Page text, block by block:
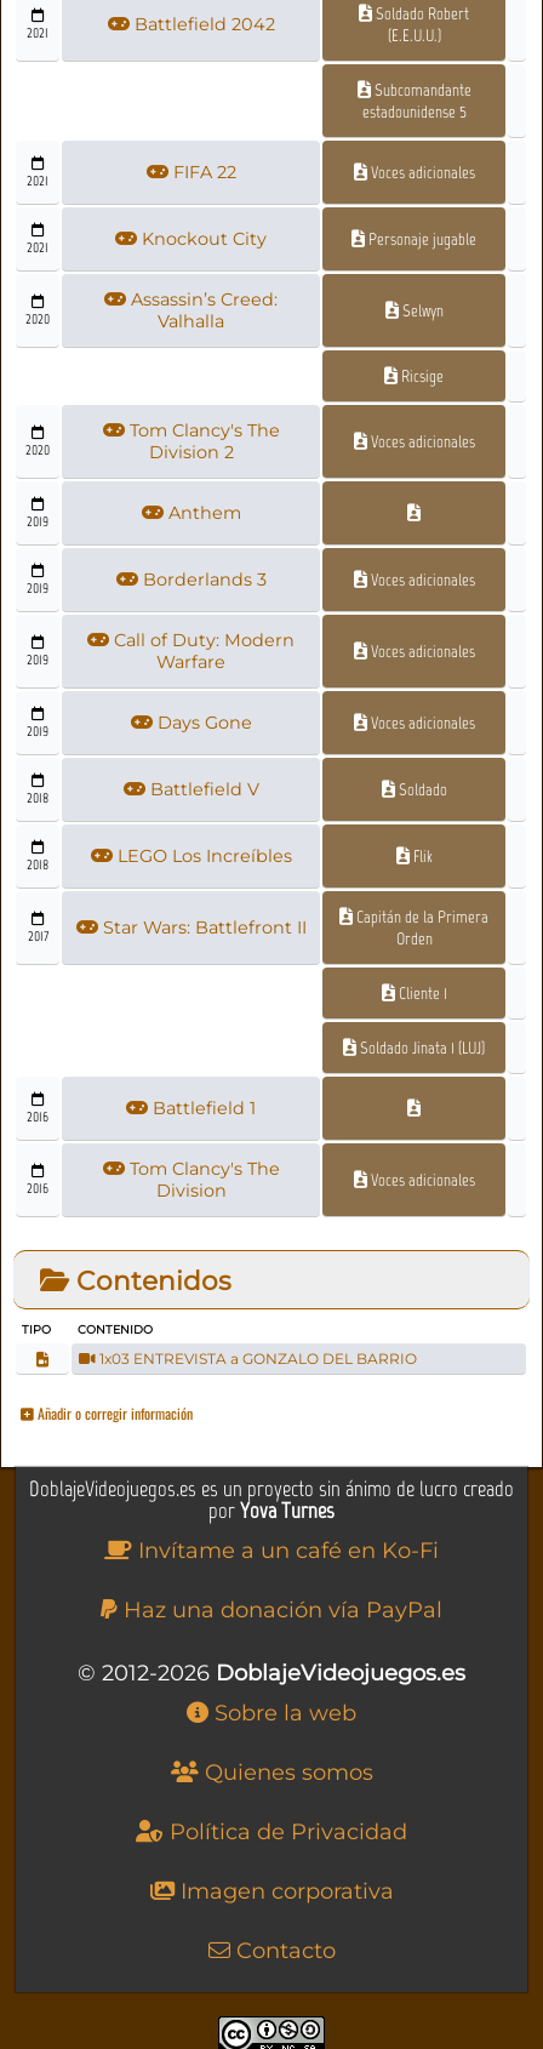
2021 Battlefield 2042
Soldado Robert
(E.E.U.U.)
Subcomandante
estadounidense 5
2021 FIFA 22 Voces adicionales
2021 Knockout City Personaje jugable
2020
Assassin’s Creed:
Valhalla
Selwyn
Ricsige
2020
Tom Clancy's The
Division 2
Voces adicionales
2019 Anthem
2019 Borderlands 3 Voces adicionales
2019
Call of Duty: Modern
Warfare
Voces adicionales
2019 Days Gone Voces adicionales
2018 Battlefield V Soldado
2018 LEGO Los Increíbles Flik
2017 Star Wars: Battlefront II
Capitán de la Primera
Orden
Cliente 1
Soldado Jinata 1 (LUJ)
2016 Battlefield 1
2016
Tom Clancy's The
Division
Voces adicionales
Contenidos
TIPO CONTENIDO
1x03 ENTREVISTA a GONZALO DEL BARRIO
Añadir o corregir información
DoblajeVideojuegos.es es un proyecto sin ánimo de lucro creado
porYova Turnes
Invítame a un café en Ko-Fi
Haz una donación vía PayPal
© 2012-2026 DoblajeVideojuegos.es
Sobre la web
Quienes somos
Política de Privacidad
Imagen corporativa
Contacto